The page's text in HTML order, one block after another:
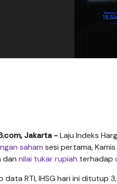
Jakarta -Laju Indeks
saham sesi pertama,
dan nilai tukar rupiah terhadap
data RTI, IHSG hari ini ditutup